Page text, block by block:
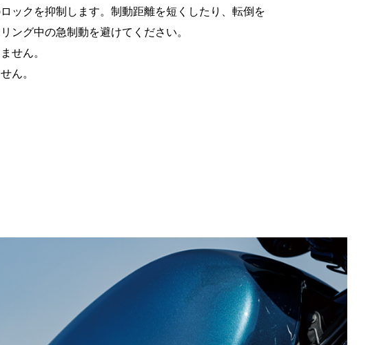
ックを抑制します。制動距離を短くしたり、転倒を
ング中の急制動を避けてください。
せん。
ん。